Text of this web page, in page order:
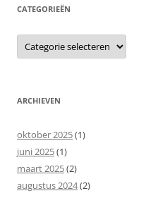
CATEGORIEËN
Categorieën
ARCHIEVEN
oktober 2025(1)
juni 2025(1)
maart 2025(2)
augustus 2024(2)